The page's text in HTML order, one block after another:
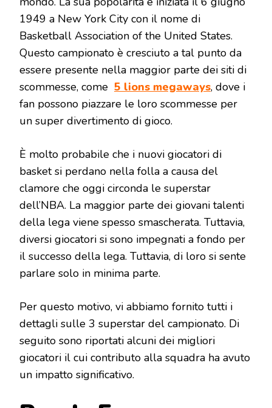
1949 a New York City con il nome di
Basketball Association of the United States.
Questo campionato è cresciuto a tal punto da
essere presente nella maggior parte dei siti di
scommesse, come 5 lions megaways, dove i
fan possono piazzare le loro scommesse per
un super divertimento di gioco.
È molto probabile che i nuovi giocatori di
basket si perdano nella folla a causa del
clamore che oggi circonda le superstar
dell’NBA. La maggior parte dei giovani talenti
della lega viene spesso smascherata. Tuttavia,
diversi giocatori si sono impegnati a fondo per
il successo della lega. Tuttavia, di loro si sente
parlare solo in minima parte.
Per questo motivo, vi abbiamo fornito tutti i
dettagli sulle 3 superstar del campionato. Di
seguito sono riportati alcuni dei migliori
giocatori il cui contributo alla squadra ha avuto
un impatto significativo.